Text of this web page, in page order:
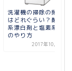
洗濯機の掃除の頻度
はどれぐらい？酸素
系漂白剤と塩素系で
のやり方
2017年10月30日